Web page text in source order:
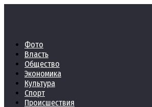
Фото
Власть
Общество
Экономика
Культура
Спорт
Происшествия